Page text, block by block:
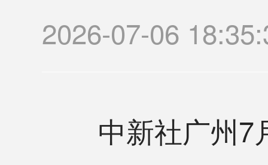
2026-07-06
中新社广州7